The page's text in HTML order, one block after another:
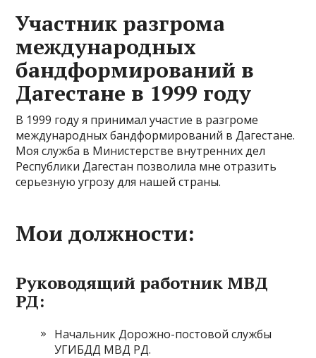
Участник разгрома
международных
бандформирований в
Дагестане в 1999 году
В 1999 году я принимал участие в разгроме
международных бандформирований в Дагестане.
Моя служба в Министерстве внутренних дел
Республики Дагестан позволила мне отразить
серьезную угрозу для нашей страны.
Мои должности:
Руководящий работник МВД
РД:
Начальник Дорожно-постовой службы
УГИБДД МВД РД.